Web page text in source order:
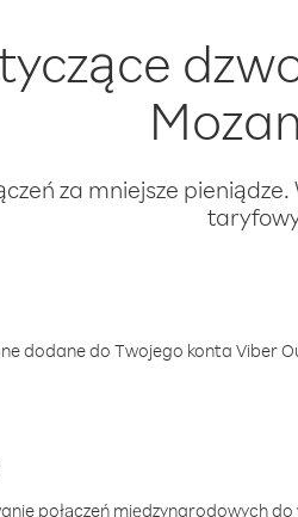
za mniejsze
dodane do Twojego konta Viber
połączeń międzynarodowych